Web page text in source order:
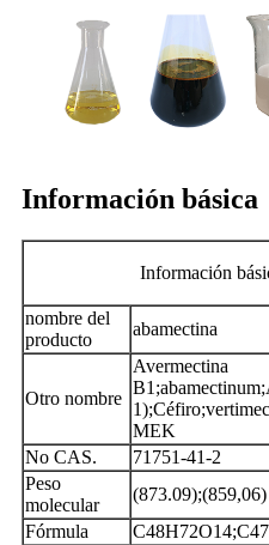
Información básica
Información
nombre del
producto
abamectina
Otro nombre
Avermectina
MEK
No CAS.
71751-41-2
Peso
molecular
Fórmula